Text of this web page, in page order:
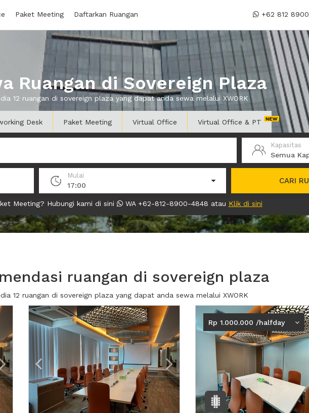
Paket Meeting Daftarkan Ruangan +62 812
Ruangan di Sovereign Plaza
12 ruangan di sovereign plaza yang dapat anda sewa melalui XWORK
Desk Paket Meeting Virtual Office Virtual Office & PT
Kapasitas
Semua
Mulai
17:00
CARI
Meeting? Hubungi kami di sini WA +62-812-8900-4848 atau Klik di sini
ruangan di sovereign plaza
12 ruangan di sovereign plaza yang dapat anda sewa melalui XWORK
Next2 Previous Next2
Rp 1.000.000 /halfday